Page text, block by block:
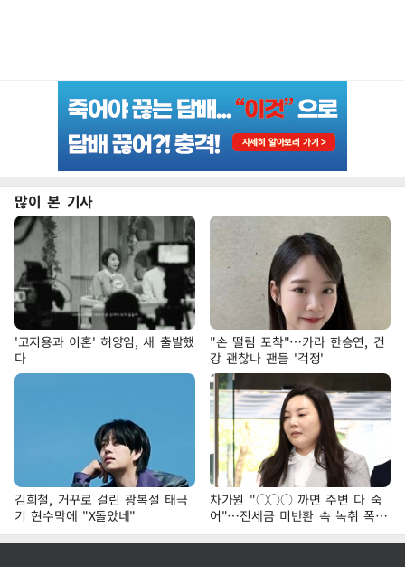
많이 본 기사
'고지용과 이혼' 허양임, 새 출발했
다
"손 떨림 포착"…카라 한승연, 건
강 괜찮나 팬들 '걱정'
김희철, 거꾸로 걸린 광복절 태극
기 현수막에 "X돌았네"
차가원 "○○○ 까면 주변 다 죽
어"…전세금 미반환 속 녹취 폭로
파장